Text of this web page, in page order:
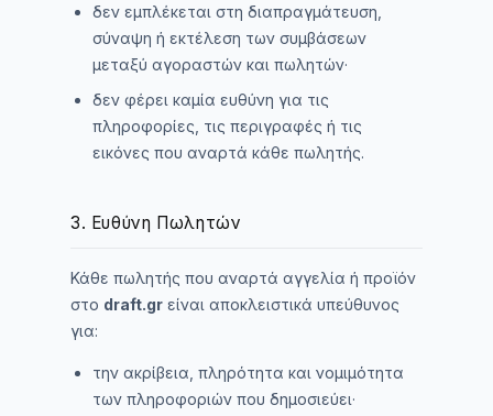
δεν εμπλέκεται στη διαπραγμάτευση,
σύναψη ή εκτέλεση των συμβάσεων
μεταξύ αγοραστών και πωλητών·
δεν φέρει καμία ευθύνη για τις
πληροφορίες, τις περιγραφές ή τις
εικόνες που αναρτά κάθε πωλητής.
3. Ευθύνη Πωλητών
Κάθε πωλητής που αναρτά αγγελία ή προϊόν
στο draft.gr είναι αποκλειστικά υπεύθυνος
για:
την ακρίβεια, πληρότητα και νομιμότητα
των πληροφοριών που δημοσιεύει·